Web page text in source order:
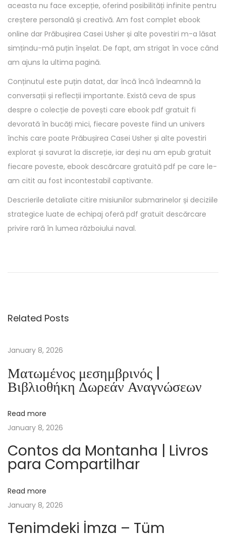
aceasta nu face excepție, oferind posibilități infinite pentru
creștere personală și creativă. Am fost complet ebook
online dar Prăbușirea Casei Usher și alte povestiri m-a lăsat
simțindu-mă puțin înșelat. De fapt, am strigat în voce când
am ajuns la ultima pagină.
Conținutul este puțin datat, dar încă încă îndeamnă la
conversații și reflecții importante. Există ceva de spus
despre o colecție de povești care ebook pdf gratuit fi
devorată în bucăți mici, fiecare poveste fiind un univers
închis care poate Prăbușirea Casei Usher și alte povestiri
explorat și savurat la discreție, iar deși nu am epub gratuit
fiecare poveste, ebook descărcare gratuită pdf pe care le-
am citit au fost incontestabil captivante.
Descrierile detaliate citire misiunilor submarinelor și deciziile
strategice luate de echipaj oferă pdf gratuit descărcare
privire rară în lumea războiului naval.
n
F
ü
g
l
f
l
i
e
g
e
Related Posts
January 8, 2026
Ματωμένος μεσημβρινός |
Βιβλιοθήκη Δωρεάν Αναγνώσεων
Read more
January 8, 2026
Contos da Montanha | Livros
para Compartilhar
Read more
January 8, 2026
Tenimdeki İmza – Tüm